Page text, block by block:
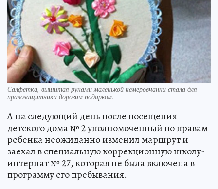
Салфетка, вышитая руками маленькой кемеровчанки стала для
правозащитника дорогим подарком.
А на следующий день после посещения
детского дома № 2 уполномоченный по правам
ребенка неожиданно изменил маршрут и
заехал в специальную коррекционную школу-
интернат № 27, которая не была включена в
программу его пребывания.